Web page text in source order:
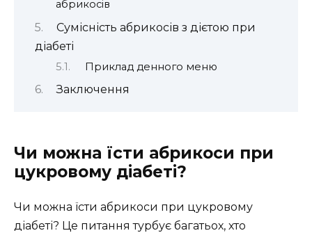
абрикосів
Сумісність абрикосів з дієтою при
діабеті
Приклад денного меню
Заключення
Чи можна їсти абрикоси при
цукровому діабеті?
Чи можна їсти абрикоси при цукровому
діабеті? Це питання турбує багатьох, хто